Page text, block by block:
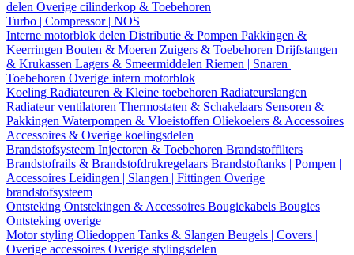
delen Overige cilinderkop & Toebehoren
Turbo | Compressor | NOS
Interne motorblok delen Distributie & Pompen Pakkingen &
Keerringen Bouten & Moeren Zuigers & Toebehoren Drijfstangen
& Krukassen Lagers & Smeermiddelen Riemen | Snaren |
Toebehoren Overige intern motorblok
Koeling Radiateuren & Kleine toebehoren Radiateurslangen
Radiateur ventilatoren Thermostaten & Schakelaars Sensoren &
Pakkingen Waterpompen & Vloeistoffen Oliekoelers & Accessoires
Accessoires & Overige koelingsdelen
Brandstofsysteem Injectoren & Toebehoren Brandstoffilters
Brandstofrails & Brandstofdrukregelaars Brandstoftanks | Pompen |
Accessoires Leidingen | Slangen | Fittingen Overige
brandstofsysteem
Ontsteking Ontstekingen & Accessoires Bougiekabels Bougies
Ontsteking overige
Motor styling Oliedoppen Tanks & Slangen Beugels | Covers |
Overige accessoires Overige stylingsdelen